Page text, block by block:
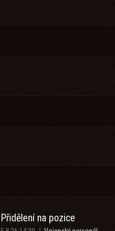
Přidělení na pozice